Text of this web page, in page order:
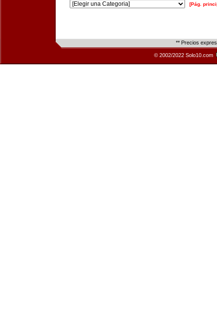
[Pág.
** Precios
© 2002/2022 Solo10.com